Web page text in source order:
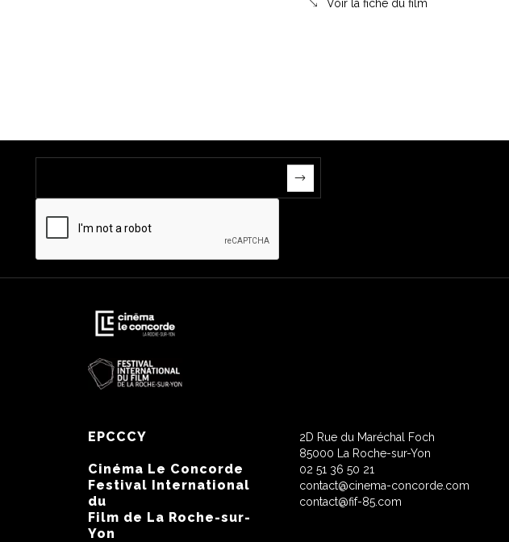
Voir la fiche du film
EPCCCY
Cinéma Le Concorde
Festival International
du
Film de La Roche-sur-
Yon
2D Rue du Maréchal Foch
85000 La Roche-sur-Yon
02 51 36 50 21
contact@cinema-concorde.com
contact@fif-85.com